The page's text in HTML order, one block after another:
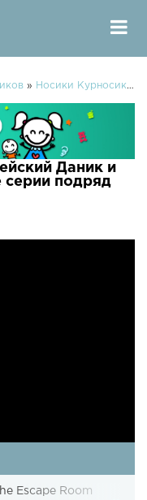
» Носики Курносики
Даник и
серии подряд
Escape Room